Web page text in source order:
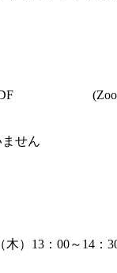
図PDF (Zoom
せん
）13：00～14